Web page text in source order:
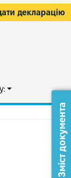
декларацію
Зміст документа